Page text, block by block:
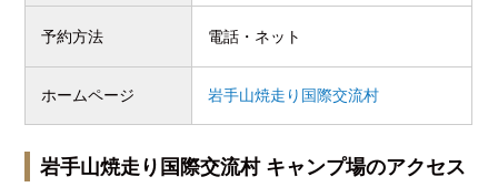
予約方法 電話・ネット
ホームページ 岩手山焼走り国際交流村
岩手山焼走り国際交流村 キャンプ場のアクセス